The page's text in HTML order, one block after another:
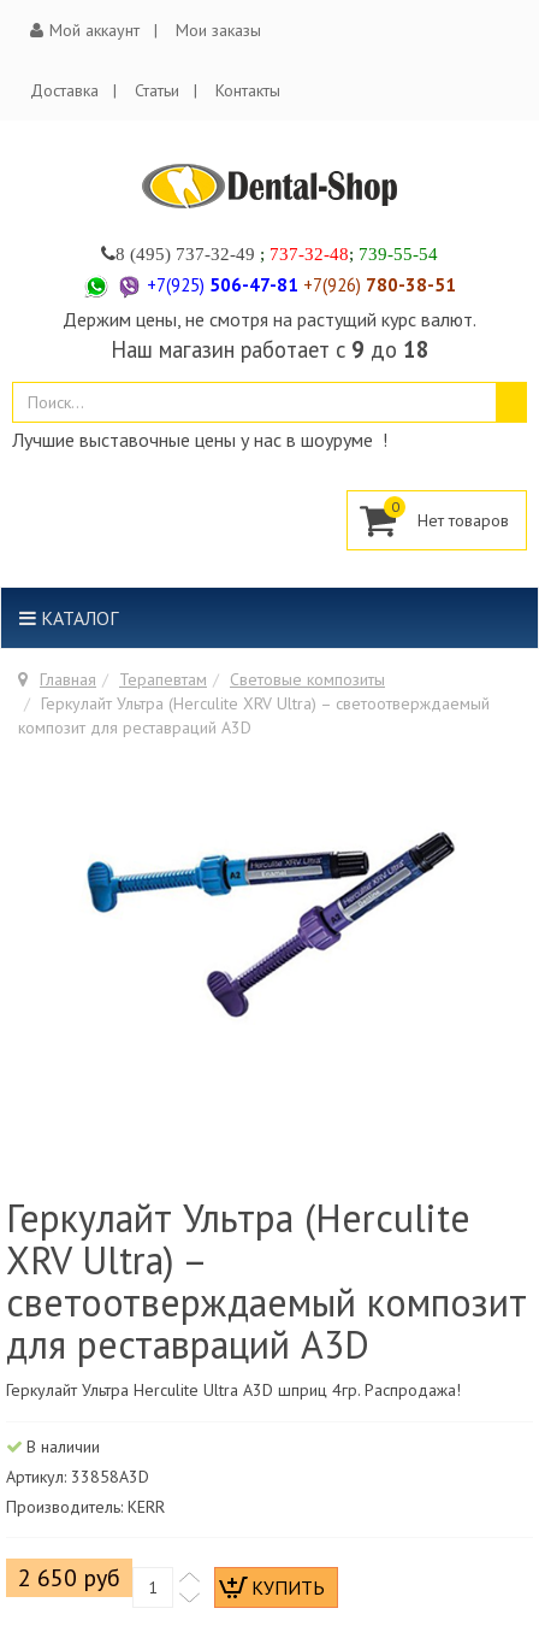
Мой аккаунт Мои заказы
Доставка Статьи Контакты
8 (495) 737-32-49 ; 737-32-48; 739-55-54
+7(925) 506-47-81 +7(926) 780-38-51
Держим цены, не смотря на растущий курс валют.
Наш магазин работает с 9 до 18
Лучшие выставочные цены у нас в шоуруме !
0
КАТАЛОГ
Главная Терапевтам
Световые композиты
Геркулайт Ультра (Herculite XRV Ultra) – светоотверждаемый
композит для реставраций A3D
Геркулайт Ультра (Herculite
XRV Ultra) –
светоотверждаемый композит
для реставраций A3D
Геркулайт Ультра Herculite Ultra A3D шприц 4гр. Распродажа!
В наличии
Артикул: 33858A3D
Производитель: KERR
2 650 руб